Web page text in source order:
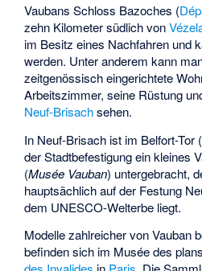
Vaubans Schloss Bazoches (
zehn Kilometer südlich von
im Besitz eines Nachfahren und
werden. Unter anderem kann
zeitgenössisch eingerichtete
Arbeitszimmer, seine Rüstung
Neuf-Brisachsehen.
In Neuf-Brisach ist im Belfort-Tor (
der Stadtbefestigung ein kleines
(Musée Vauban) untergebracht,
hauptsächlich auf der Festung
dem UNESCO-Welterbe liegt.
Modelle zahlreicher von Vauban
befinden sich im Musée des